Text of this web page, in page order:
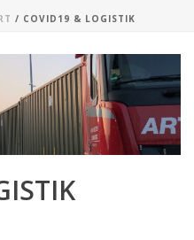
/ COVID19 & LOGISTIK